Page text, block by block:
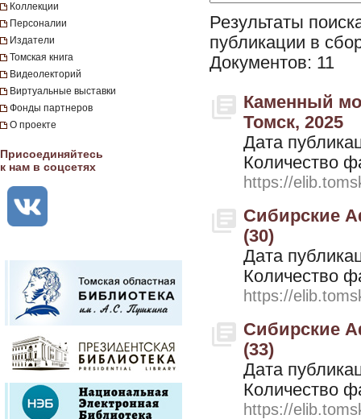
Коллекции
Персоналии
Издатели
Томская книга
Видеолекторий
Виртуальные выставки
Фонды партнеров
О проекте
Присоединяйтесь
к нам в соцсетях
Результаты
публикации в
Документов: 11
Каменный
Томск, 2025
Дата
Количество
https://
Сибирские
(30)
Дата
Количество
https://
Сибирские
(33)
Дата
Количество
https://